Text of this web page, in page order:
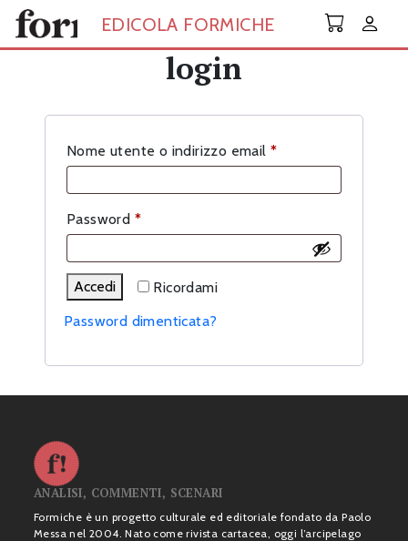
Skip to main content
EDICOLA FORMICHE
login
Nome utente o indirizzo email *Richiesto
Password *Richiesto
Ricordami
Accedi
Password dimenticata?
ANALISI, COMMENTI, SCENARI
Formiche è un progetto culturale ed editoriale fondato da Paolo
Messa nel 2004. Nato come rivista cartacea, oggi l’arcipelago